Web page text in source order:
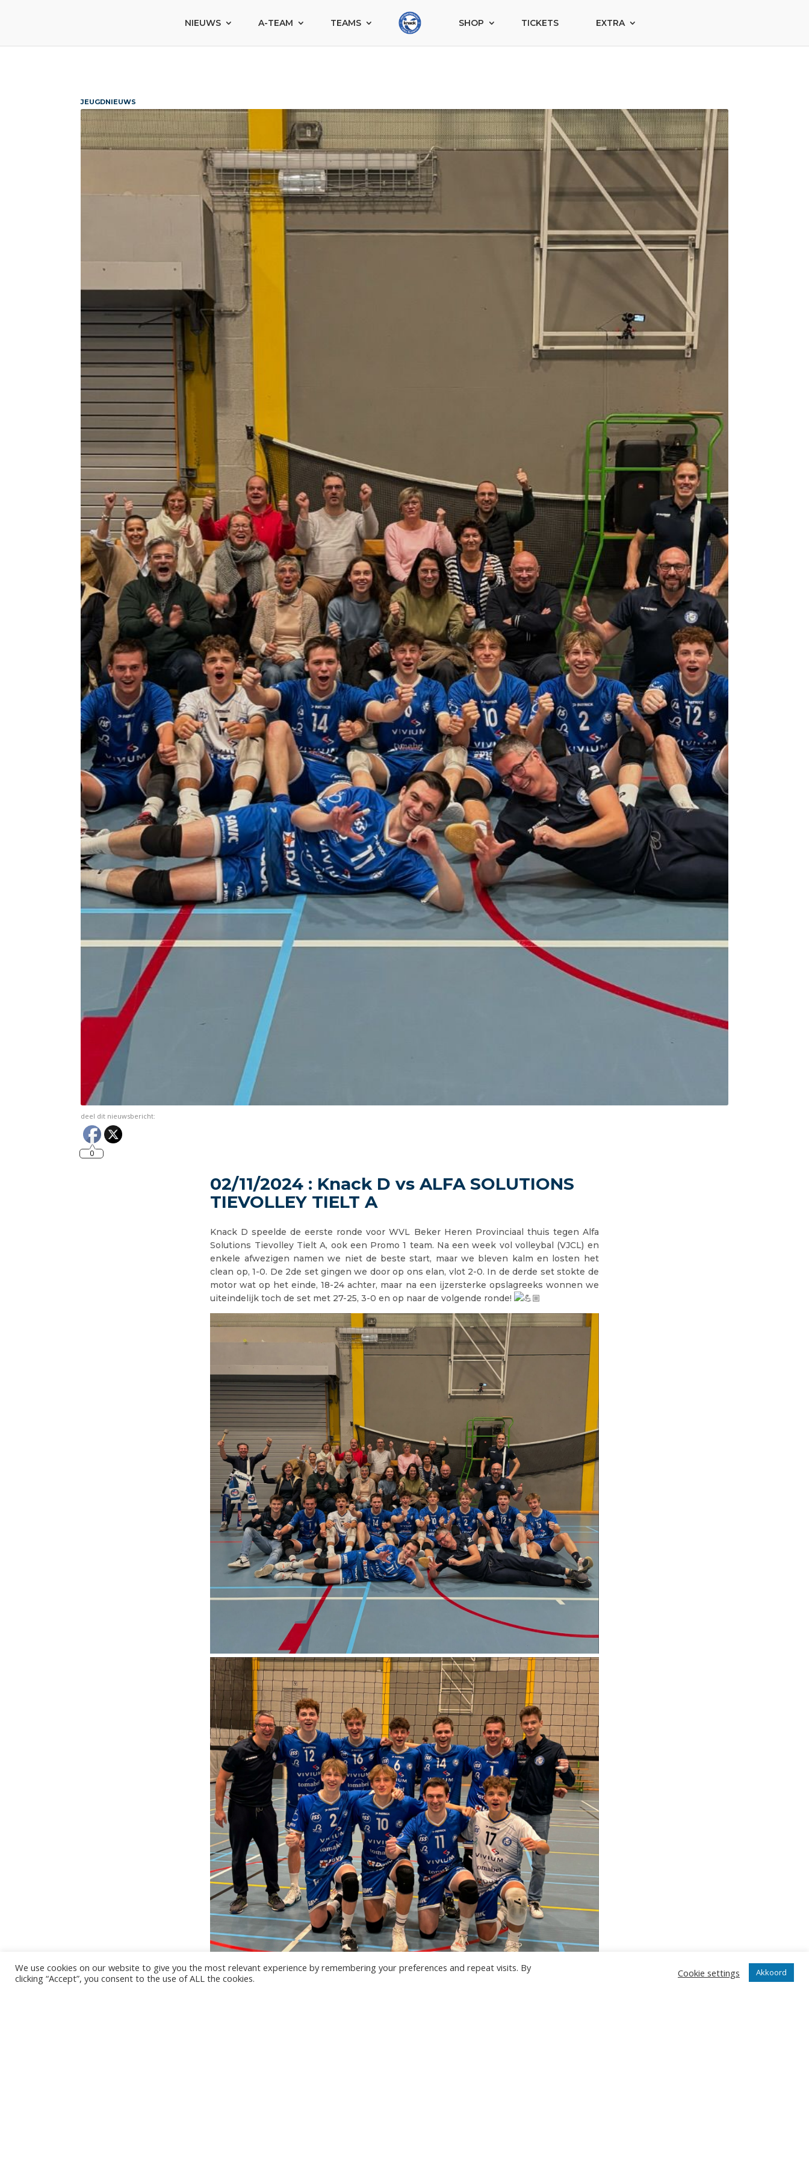
NIEUWS A-TEAM TEAMS SHOP TICKETS EXTRA
JEUGDNIEUWS
deel dit nieuwsbericht:
0
02/11/2024 : Knack D vs ALFA SOLUTIONS
TIEVOLLEY TIELT A
Knack D speelde de eerste ronde voor WVL Beker Heren Provinciaal thuis tegen Alfa
Solutions Tievolley Tielt A, ook een Promo 1 team. Na een week vol volleybal (VJCL) en
enkele afwezigen namen we niet de beste start, maar we bleven kalm en losten het
clean op, 1-0. De 2de set gingen we door op ons elan, vlot 2-0. In de derde set stokte de
motor wat op het einde, 18-24 achter, maar na een ijzersterke opslagreeks wonnen we
uiteindelijk toch de set met 27-25, 3-0 en op naar de volgende ronde!
We use cookies on our website to give you the most relevant experience by remembering your preferences and repeat visits. By
clicking “Accept”, you consent to the use of ALL the cookies.
Cookie settings Akkoord